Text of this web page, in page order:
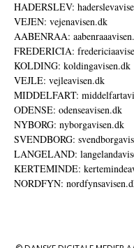
HADERSLEV:
VEJEN: vejenavisen.dk
AABENRAA:
FREDERICIA:
KOLDING: koldingavisen.dk
VEJLE: vejleavisen.dk
MIDDELFART:
ODENSE: odenseavisen.dk
NYBORG: nyborgavisen.dk
SVENDBORG:
LANGELAND:
KERTEMINDE:
NORDFYN: